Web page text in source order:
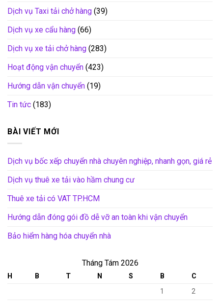
Dịch vụ Taxi tải chở hàng (39)
Dịch vụ xe cẩu hàng (66)
Dịch vụ xe tải chở hàng (283)
Hoạt động vận chuyển (423)
Hướng dẫn vận chuyển (19)
Tin tức (183)
BÀI VIẾT MỚI
Dịch vụ bốc xếp chuyển nhà chuyên nghiệp, nhanh gọn, giá rẻ
Dịch vụ thuê xe tải vào hầm chung cư
Thuê xe tải có VAT TP.HCM
Hướng dẫn đóng gói đồ dễ vỡ an toàn khi vận chuyển
Bảo hiểm hàng hóa chuyển nhà
Tháng Tám 2026
H B T N S B
C
1
2